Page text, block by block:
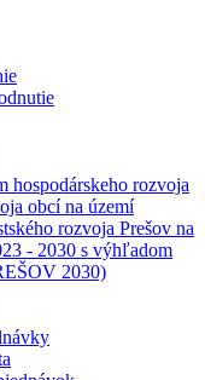
hospodárskeho rozvoja
obcí na území
rozvoja Prešov na
- 2030 s výhľadom
2030)